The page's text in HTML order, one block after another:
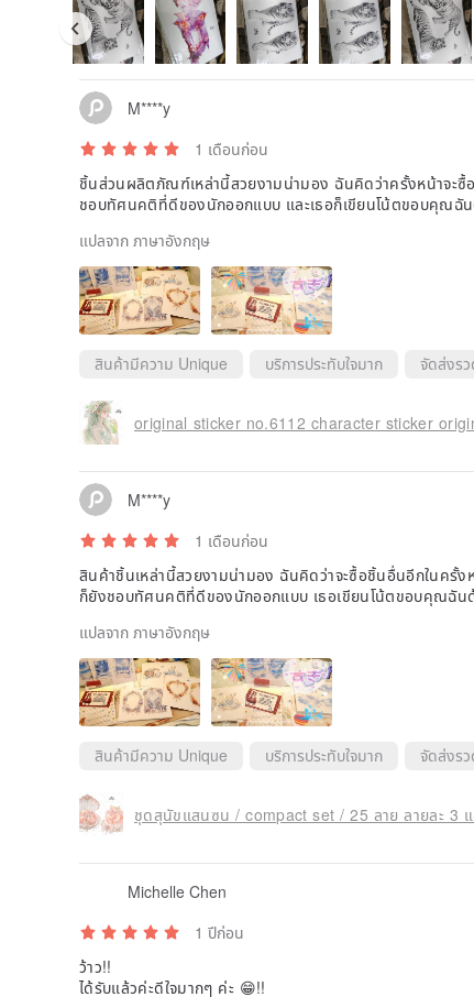
M****y
1 เดือนก่อน
ชิ้นส่วนผลิตภัณฑ์เหล่านี้สวยงามน่ามอง ฉันคิดว่าครั้งหน้าจะ
ชอบทัศนคติที่ดีของนักออกแบบ และเธอก็เขียนโน้ตขอบคุณฉั
แปลจาก ภาษาอังกฤษ
สินค้ามีความ Unique บริการประทับใจมาก จัดส่งรว
M****y
1 เดือนก่อน
สินค้าชิ้นเหล่านี้สวยงามน่ามอง ฉันคิดว่าจะซื้อชิ้นอื่นอีกในครั้
ก็ยังชอบทัศนคติที่ดีของนักออกแบบ เธอเขียนโน้ตขอบคุณฉั
แปลจาก ภาษาอังกฤษ
สินค้ามีความ Unique บริการประทับใจมาก จัดส่งรว
ชุดสุนัขแสนซน / compact set / 25 ลาย ลายละ 3
Michelle Chen
1 ปีก่อน
ว้าว!!
ได้รับแล้วค่ะดีใจมากๆ ค่ะ 😁!!